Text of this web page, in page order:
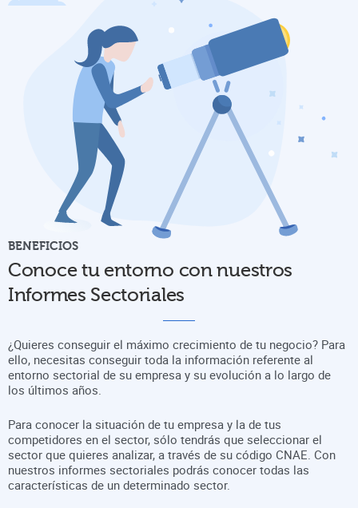
BENEFICIOS
Conoce tu entorno con nuestros
Informes Sectoriales
¿Quieres conseguir el máximo crecimiento de tu negocio? Para
ello, necesitas conseguir toda la información referente al
entorno sectorial de su empresa y su evolución a lo largo de
los últimos años.
Para conocer la situación de tu empresa y la de tus
competidores en el sector, sólo tendrás que seleccionar el
sector que quieres analizar, a través de su código CNAE. Con
nuestros informes sectoriales podrás conocer todas las
características de un determinado sector.